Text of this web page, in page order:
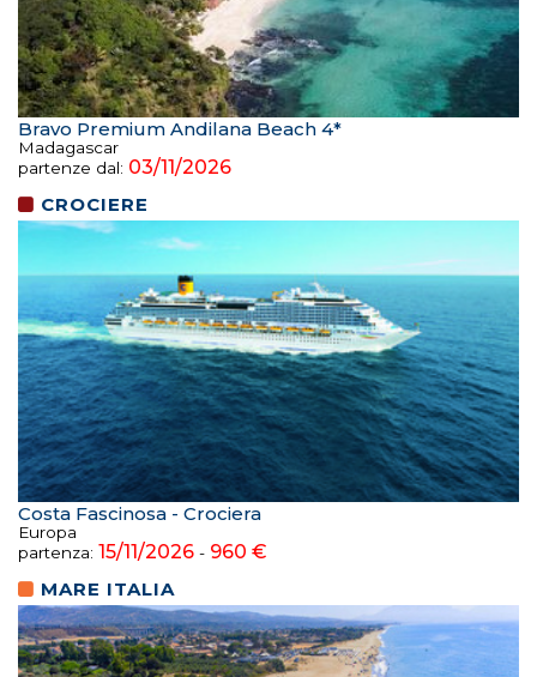
Bravo Premium Andilana Beach 4*
Madagascar
partenze dal: 03/11/2026
CROCIERE
Costa Fascinosa - Crociera
Europa
partenza: 15/11/2026 - 960 €
MARE ITALIA